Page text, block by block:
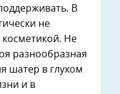
В
не
косметикой. Не
разнообразная
шатер в глухом
и в